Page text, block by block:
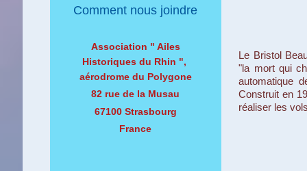
Le Bristol
"la mort qui
automatique
Construit en
réaliser les
Comment nous joindre
Association " Ailes
Historiques du Rhin ",
aérodrome du Polygone
82 rue de la Musau
67100 Strasbourg
France